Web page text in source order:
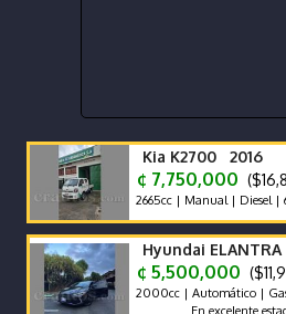
Kia K2700 2016
¢ 7,750,000
2665cc | Manual | Diesel |
Hyundai
¢ 5,500,000
2000cc | Automático |
En excelente estado